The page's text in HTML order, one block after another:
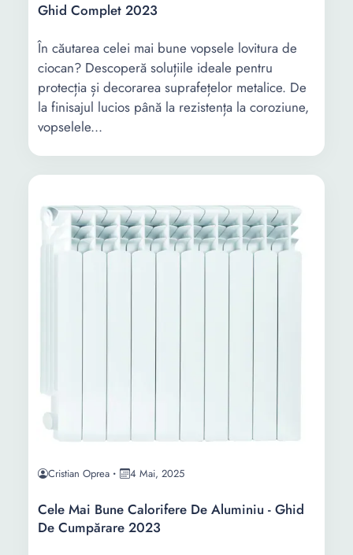
Ghid Complet 2023
În căutarea celei mai bune vopsele lovitura de
ciocan? Descoperă soluțiile ideale pentru
protecția și decorarea suprafețelor metalice. De
la finisajul lucios până la rezistența la coroziune,
vopselele...
Cristian Oprea 4 Mai, 2025
Cele Mai Bune Calorifere De Aluminiu - Ghid
De Cumpărare 2023